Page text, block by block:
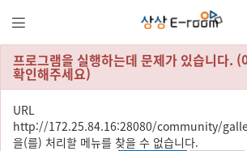
문
로
가
기
프로그램을 실행하는데 문제가 있습니다. (
확인해주세요)
URL
http://172.25.84.16:28080/community/
을(를) 처리할 메뉴를 찾을 수 없습니다.